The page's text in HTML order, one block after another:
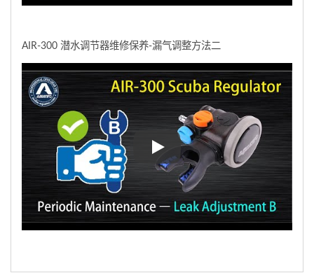
AIR-300 潜水调节器维修保养-漏气调整方法二
AIR-300 潜水调节器维修保养-